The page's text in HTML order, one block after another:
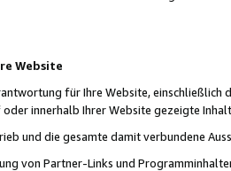
Website
für Ihre Website,
innerhalb Ihrer Website gezeigte
und die gesamte damit verbundene
von Partner-Links und